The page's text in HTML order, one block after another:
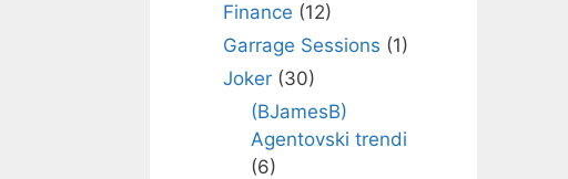
Finance (12)
Garrage Sessions (1)
Joker(30)
(BJamesB)
Agentovski trendi
(6)